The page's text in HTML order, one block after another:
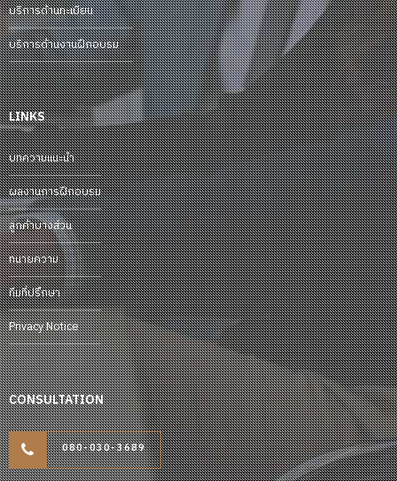
บริการด้านทะเบียน
บริการด้านงานฝึกอบรม
LINKS
บทความแนะนำ
ผลงานการฝึกอบรม
ลูกค้าบางส่วน
ทนายความ
ทีมที่ปรึกษา
Privacy Notice
CONSULTATION
080-030-3689